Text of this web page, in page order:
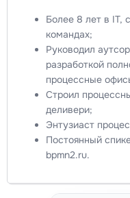
Более 8 лет в IT,
командах;
Руководил
разработкой
процессные
Строил
деливери;
Энтузиаст
Постоянный
bpmn2.ru.